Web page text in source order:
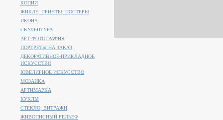
КОПИИ
ЖИКЛЕ, ПРИНТЫ, ПОСТЕРЫ
ИКОНА
СКУЛЬПТУРА
АРТ-ФОТОГРАФИЯ
ПОРТРЕТЫ НА ЗАКАЗ
ДЕКОРАТИВНОЕ-ПРИКЛАДНОЕ
ИСКУССТВО
ЮВЕЛИРНОЕ ИСКУССТВО
МОЗАИКА
АРТИМАРКА
КУКЛЫ
СТЕКЛО, ВИТРАЖИ
ЖИВОПИСНЫЙ РЕЛЬЕФ